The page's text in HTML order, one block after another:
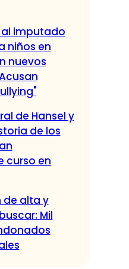
imputado
niños en
nuevos
de Hansel y
de los
curso en
de alta y
Mil